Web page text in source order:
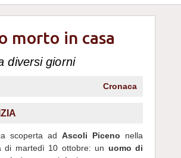
morto in casa
diversi giorni
Cronaca
scoperta ad Ascoli Piceno nella
di martedì 10 ottobre: un uomo di